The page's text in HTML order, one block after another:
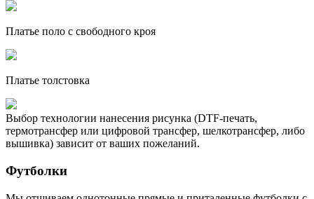
Платье поло с свободного кроя
Платье толстовка
Выбор технологии нанесения рисунка (DTF-печать,
термотрансфер или цифровой трансфер, шелкотрансфер, либо
вышивка) зависит от ваших пожеланий.
Футболки